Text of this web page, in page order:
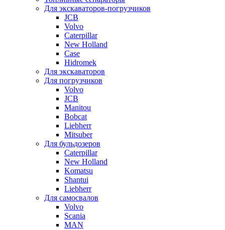
Для экскаваторов-погрузчиков
JCB
Volvo
Caterpillar
New Holland
Case
Hidromek
Для экскаваторов
Для погрузчиков
Volvo
JCB
Manitou
Bobcat
Liebherr
Mitsuber
Для бульдозеров
Caterpillar
New Holland
Komatsu
Shantui
Liebherr
Для самосвалов
Volvo
Scania
MAN